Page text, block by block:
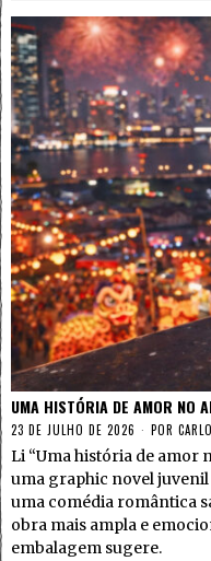
UMA HISTÓRIA DE AMOR NO
23 DE JULHO DE 2026 POR
Li “Uma história de amor
uma graphic novel
uma comédia romântica
obra mais ampla e
embalagem sugere.